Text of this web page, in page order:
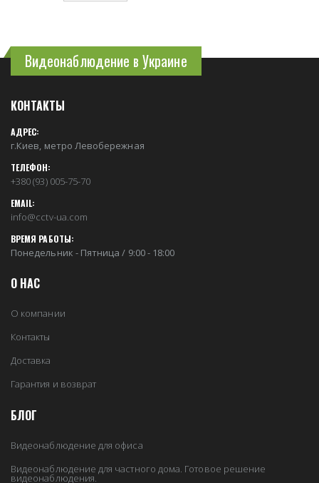
Видеонаблюдение в Украине
КОНТАКТЫ
АДРЕС:
г.Киев, метро Левобережная
ТЕЛЕФОН:
+380 (93) 005-75-70
EMAIL:
info@cctv-ua.com
ВРЕМЯ РАБОТЫ:
Понедельник - Пятница / 9:00 - 18:00
О НАС
О компании
Контакты
Доставка
Гарантия и возврат
БЛОГ
Видеонаблюдение для офиса
Видеонаблюдение для частного дома. Готовое решение
видеонаблюдения.